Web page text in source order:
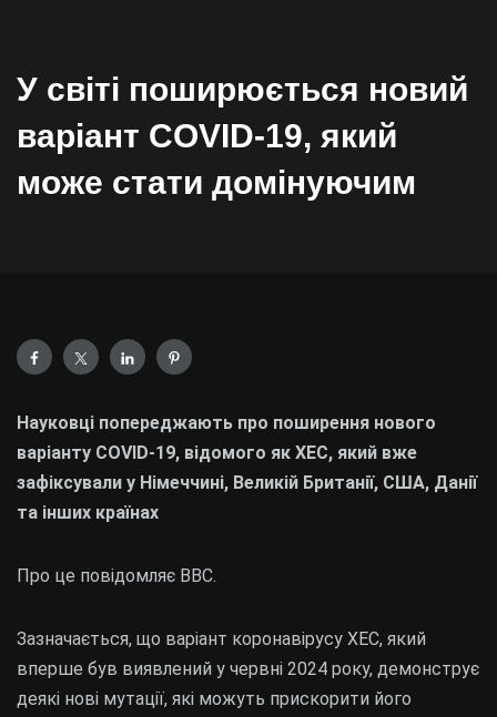
У світі поширюється новий
варіант COVID-19, який
може стати домінуючим
Науковці попереджають про поширення нового
варіанту COVID-19, відомого як XEC, який вже
зафіксували у Німеччині, Великій Британії, США, Данії
та інших країнах
Про це повідомляє BBC.
Зазначається, що варіант коронавірусу XEC, який
вперше був виявлений у червні 2024 року, демонструє
деякі нові мутації, які можуть прискорити його